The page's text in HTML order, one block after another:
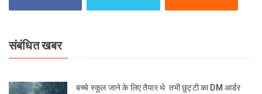
संबंधित खबर
बच्चे स्कूल जाने के लिए तैयार थे तभी छुट्टी का DM आर्डर